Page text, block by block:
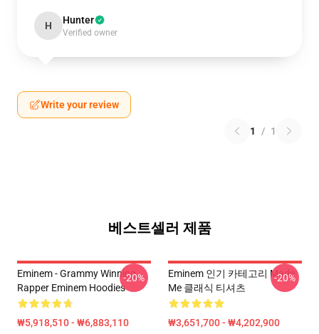
H Hunter
Verified owner
Write your review
1 / 1
베스트셀러 제품
Eminem - Grammy Winning
Rapper Eminem Hoodies
₩5,918,510 - ₩6,883,110
-20%
Eminem 인기 카테고리 Made
Me 클래식 티셔츠
₩3,651,700 - ₩4,202,900
-20%